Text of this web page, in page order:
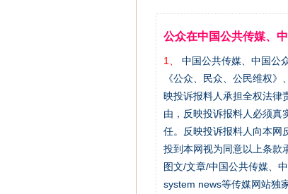
公众在中国公共传媒、
1、
中国公共传媒、中国公
《公众、民众、公民维权
映投诉报料人承担全权法律
由，反映投诉报料人必须真
任。反映投诉报料人向本网
投到本网视为同意以上条款
图文/文章/中国公共传媒、
system news等传媒网站独